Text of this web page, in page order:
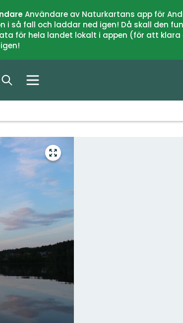
Användare av Naturkartans app för
så fall och laddar ned igen! Då skall den
för hela landet lokalt i appen (för att
Gå
till